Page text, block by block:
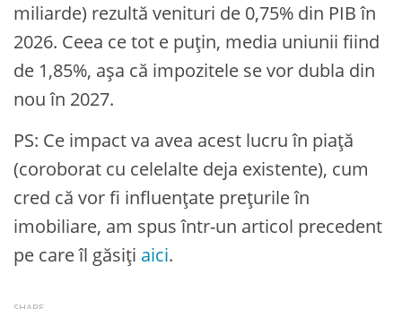
miliarde) rezultă venituri de 0,75% din PIB în
2026. Ceea ce tot e puțin, media uniunii fiind
de 1,85%, așa că impozitele se vor dubla din
nou în 2027.
PS: Ce impact va avea acest lucru în piață
(coroborat cu celelalte deja existente), cum
cred că vor fi influențate prețurile în
imobiliare, am spus într-un articol precedent
pe care îl găsiți aici.